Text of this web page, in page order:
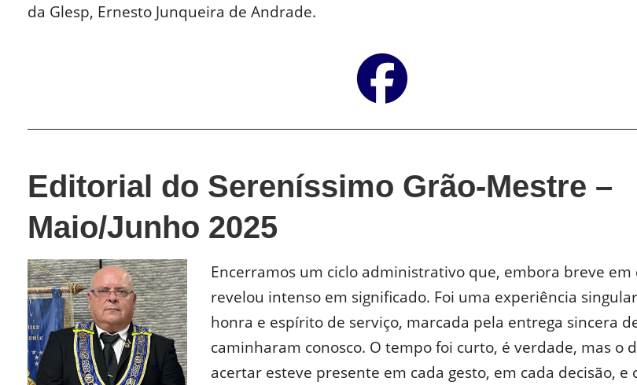
da Glesp, Ernesto Junqueira de Andrade.
Editorial do Sereníssimo Grão-Mestre –
Maio/Junho 2025
Encerramos um ciclo administrativo que, embora breve em
revelou intenso em significado. Foi uma experiência
honra e espírito de serviço, marcada pela entrega sincera
caminharam conosco. O tempo foi curto, é verdade, mas o
acertar esteve presente em cada gesto, em cada decisão, e